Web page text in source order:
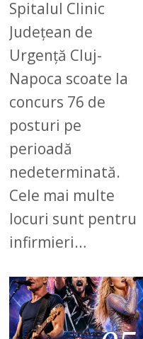
Spitalul Clinic
Județean de
Urgență Cluj-
Napoca scoate la
concurs 76 de
posturi pe
perioadă
nedeterminată.
Cele mai multe
locuri sunt pentru
infirmieri…